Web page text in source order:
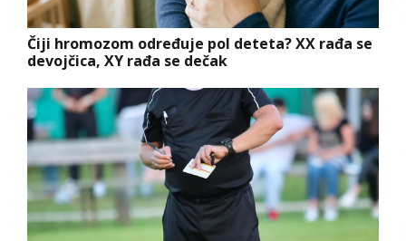
Čiji hromozom određuje pol deteta? XX rađa se
devojčica, XY rađa se dečak